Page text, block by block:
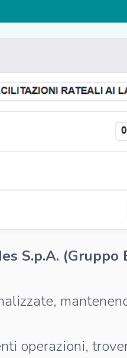
S.p.A. (Gruppo
operazioni,